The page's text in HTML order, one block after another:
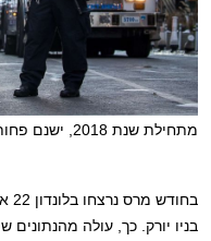
מתחילת שנת 2018, ישנם פחות נרצחים בלונדון בהשוואה לניו יורק
בניו יורק. כך, עולה